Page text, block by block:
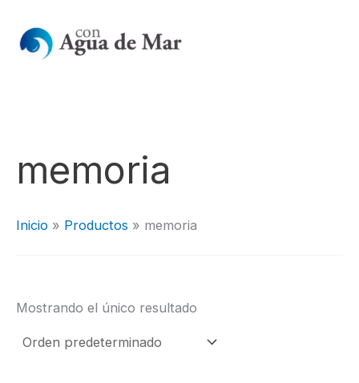
contenido
memoria
Inicio Productos memoria
Mostrando el único resultado